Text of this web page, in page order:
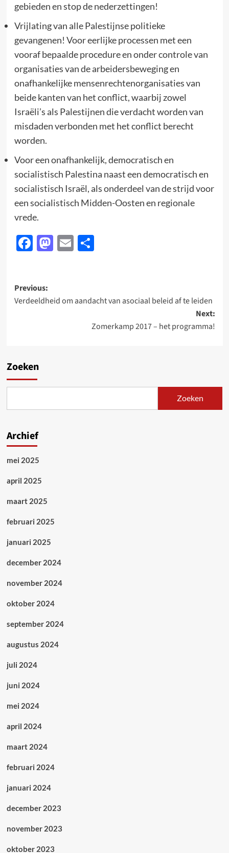
gebieden en stop de nederzettingen!
Vrijlating van alle Palestijnse politieke
gevangenen! Voor eerlijke processen met een
vooraf bepaalde procedure en onder controle van
organisaties van de arbeidersbeweging en
onafhankelijke mensenrechtenorganisaties van
beide kanten van het conflict, waarbij zowel
Israëli’s als Palestijnen die verdacht worden van
misdaden verbonden met het conflict berecht
worden.
Voor een onafhankelijk, democratisch en
socialistisch Palestina naast een democratisch en
socialistisch Israël, als onderdeel van de strijd voor
een socialistisch Midden-Oosten en regionale
vrede.
Facebook
Mastodon
EmailDelen
Post
navigation
Previous:
Verdeeldheid om aandacht van asociaal beleid af te leiden
Next:
Zomerkamp 2017 – het programma!
Zoeken
Zoeken
Archief
mei 2025
april 2025
maart 2025
februari 2025
januari 2025
december 2024
november 2024
oktober 2024
september 2024
augustus 2024
juli 2024
juni 2024
mei 2024
april 2024
maart 2024
februari 2024
januari 2024
december 2023
november 2023
oktober 2023